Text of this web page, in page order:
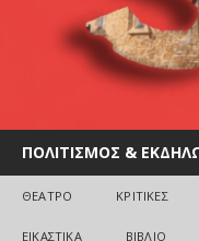
ΠΟΛΙΤΙΣΜΟΣ &
ΘΕΑΤΡΟ ΚΡΙΤΙΚΕΣ
ΕΙΚΑΣΤΙΚΑ ΒΙΒΛΙΟ